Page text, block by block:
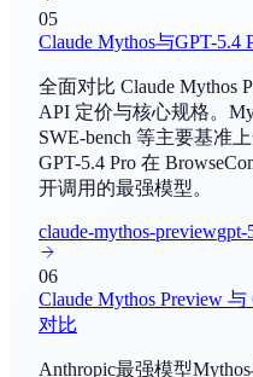
ByGoogle Deep Mind
GLM-5.2
By 智谱AI
Kimi K2.7 Code
ByAnthropic
Gemini 3.5 Live
编程与软件工程
SWE-bench Verified
编程与软件工程
MATH-500
数学推理
数学推理
05
Claude Mythos与GPT-
全面对比 Claude Mythos
API 定价与核心规格。
SWE-bench 等主要基准
GPT-5.4 Pro 在
开调用的最强模型。
claude-mythos-previewgpt-
06
Claude Mythos Preview
对比
Anthropic最强模型